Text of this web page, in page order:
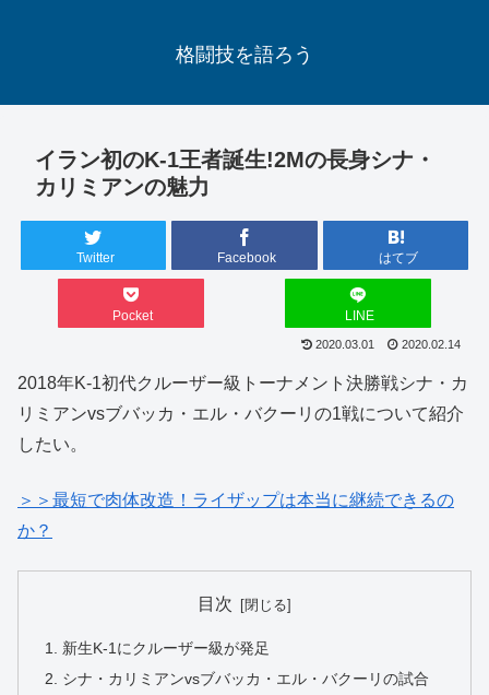
格闘技を語ろう
イラン初のK-1王者誕生!2Mの長身シナ・
カリミアンの魅力
Twitter Facebook はてブ
Pocket LINE
2020.03.01 2020.02.14
2018年K-1初代クルーザー級トーナメント決勝戦シナ・カ
リミアンvsブバッカ・エル・バクーリの1戦について紹介
したい。
＞＞最短で肉体改造！ライザップは本当に継続できるの
か？
目次
新生K-1にクルーザー級が発足
シナ・カリミアンvsブバッカ・エル・バクーリの試合